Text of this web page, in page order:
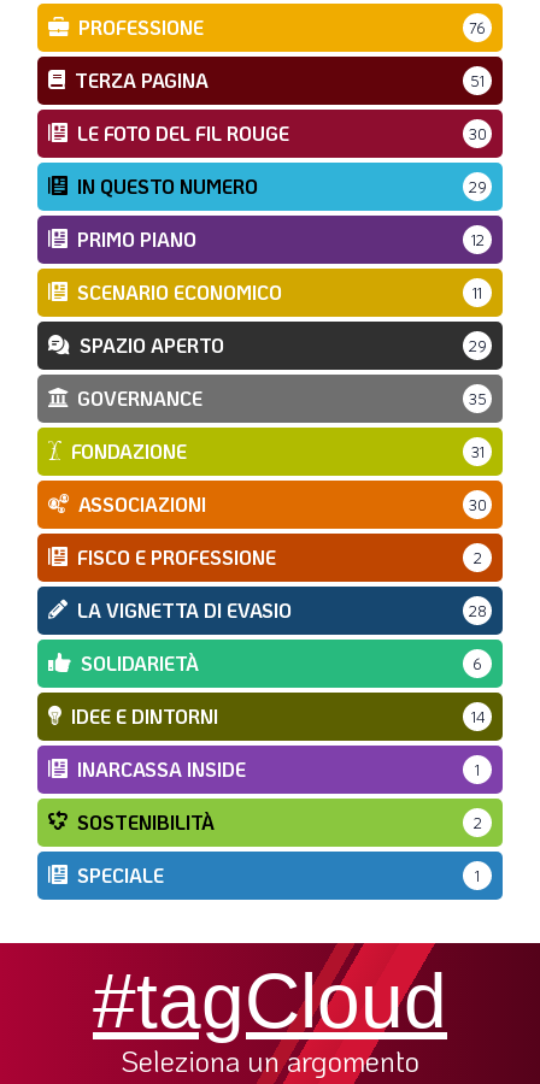
PROFESSIONE 76
TERZA PAGINA 51
LE FOTO DEL FIL ROUGE 30
IN QUESTO NUMERO 29
PRIMO PIANO 12
SCENARIO ECONOMICO 11
SPAZIO APERTO 29
GOVERNANCE 35
FONDAZIONE 31
ASSOCIAZIONI 30
FISCO E PROFESSIONE 2
LA VIGNETTA DI EVASIO 28
SOLIDARIETÀ 6
IDEE E DINTORNI 14
INARCASSA INSIDE 1
SOSTENIBILITÀ 2
SPECIALE 1
#tagCloud
Seleziona un argomento